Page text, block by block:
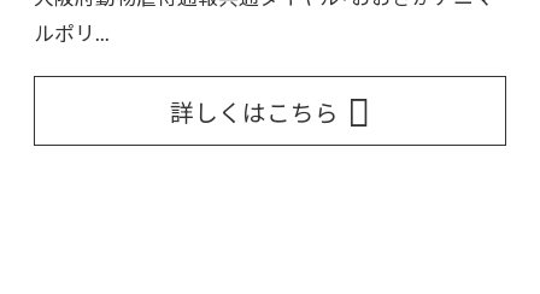
ルポリ...
詳しくはこちら